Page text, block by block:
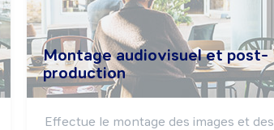
Montage audiovisuel et post-
production
Effectue le montage des images et des